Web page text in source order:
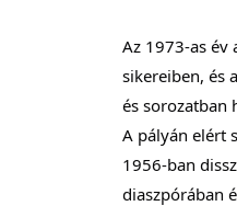
Az 1973-as év
sikereiben, és
és sorozatban
A pályán elért
1956-ban
diaszpórában